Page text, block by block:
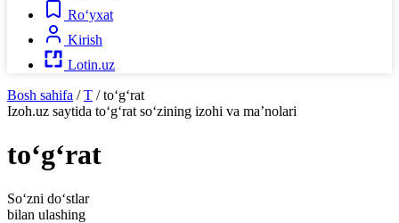
Ro‘yxat
Kirish
Lotin.uz
Bosh sahifa / T / to‘g‘rat
Izoh.uz saytida to‘g‘rat so‘zining izohi va ma’nolari
to‘g‘rat
So‘zni do‘stlar
bilan ulashing